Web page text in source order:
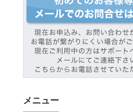
メニュー